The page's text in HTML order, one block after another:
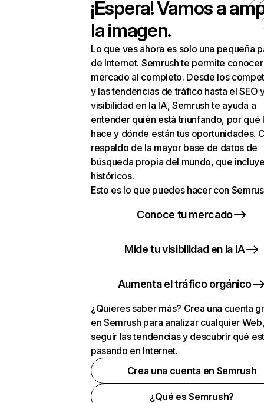
¡Espera! Vamos a
la imagen.
Lo que ves ahora es solo una pequeña
de Internet. Semrush te permite
mercado al completo. Desde los
y las tendencias de tráfico hasta el SEO
visibilidad en la IA, Semrush te ayuda a
entender quién está triunfando, por qué
hace y dónde están tus oportunidades.
respaldo de la mayor base de datos de
búsqueda propia del mundo, que
históricos.
Esto es lo que puedes hacer con
Conoce tu mercado
Mide tu visibilidad en la IA
Aumenta el tráfico orgánico
¿Quieres saber más? Crea una cuenta
en Semrush para analizar cualquier
seguir las tendencias y descubrir qué
pasando en Internet.
Crea una cuenta en Semrush
¿Qué es Semrush?